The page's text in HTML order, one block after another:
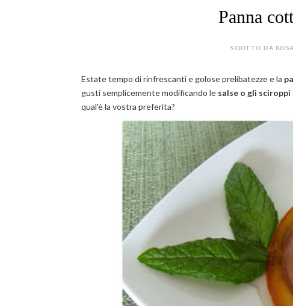
Panna
SCRITTO DA
Estate tempo di rinfrescanti e golose prelibatezze e la
gusti semplicemente modificando le salse o gli sciroppi
qual'è la vostra preferita?